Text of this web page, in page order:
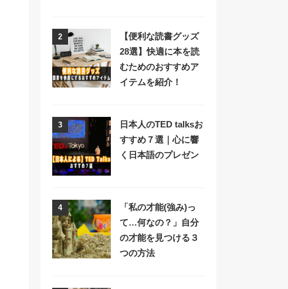
2
【便利な読書グッズ
28選】快適に本を読
むためのおすすめア
イテムを紹介！
3
日本人のTED talksお
すすめ７選｜心に響
く日本語のプレゼン
4
「私の才能(強み)っ
て…何なの？」自分
の才能を見つける３
つの方法